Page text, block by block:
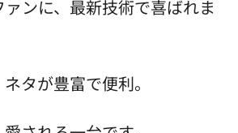
ンに、最新技術で喜ばれま
タが豊富で便利。